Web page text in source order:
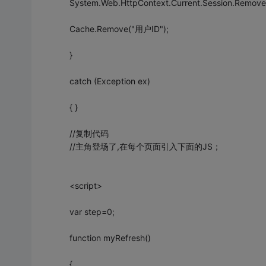
Cache.Remove("用户ID");
}
catch (Exception ex)
{ }
//复制代码
//主角登场了,在每个页面引入下面的JS；
<script>
var step=0;
function myRefresh()
{